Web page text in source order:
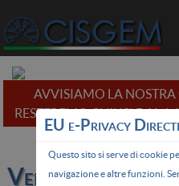
AVVISIAMO LA NOSTRA
RESTEREMO CHIUSI DAL 1
Verifica
EU e-Privacy
Questo sito si serve di cookie
navigazione e altre funzioni.